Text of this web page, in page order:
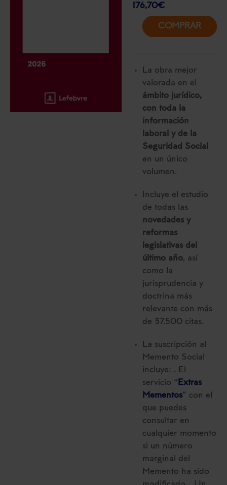
176,70€
COMPRAR
La obra mejor
valorada en el
ámbito jurídico,
con toda la
información
laboral y de la
Seguridad Social
en un único
volumen.
Incluye el estudio
de todas las
novedades y
reformas
legislativas del
último año, así
como la
jurisprudencia y
doctrina más
relevante con más
de 37.500 citas.
La suscripción al
Memento Social
incluye: . El
servicio “Extras
Mementos” con el
que puedes
consultar en
cualquier momento
si un número
marginal del
Memento ha sido